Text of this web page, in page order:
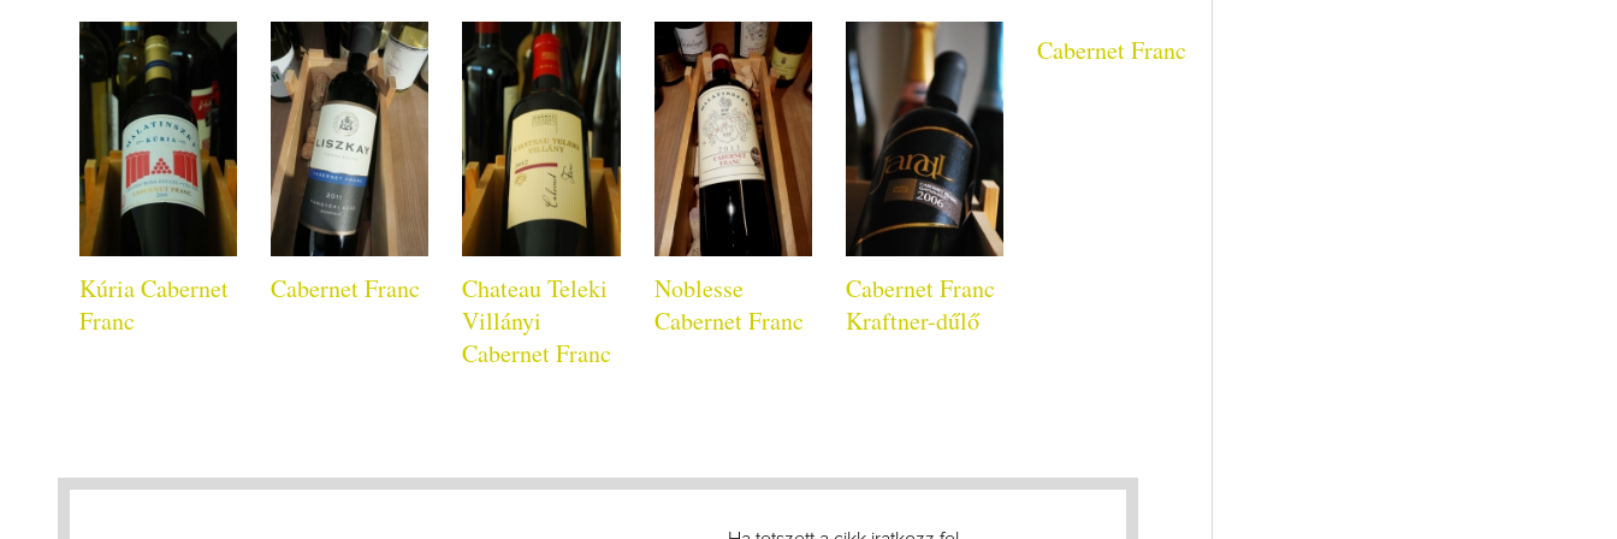
Kúria Cabernet
Franc
Cabernet Franc
Chateau Teleki
Villányi
Cabernet Franc
Noblesse
Cabernet Franc
Cabernet Franc
Kraftner-dűlő
Cabernet Franc